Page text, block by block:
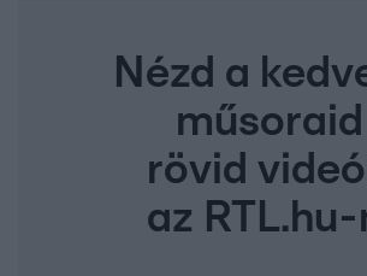
Nézd a
műsoraid
rövid
az RTL.hu-